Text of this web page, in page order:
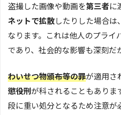
盗撮した画像や動画を第三者に
ネットで拡散したりした場合は、
なります。これは他人のプライ
であり、社会的な影響も深刻だ
わいせつ物頒布等の罪が適用さ
懲役刑が科されることもありま
段に重い処分となるため注意が